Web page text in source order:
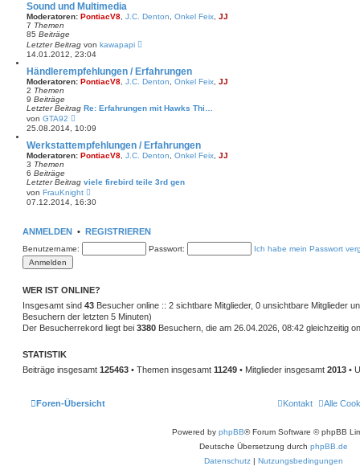
i
Sound und Multimedia
Moderatoren: PontiacV8 J.C. Denton Onkel Feix JJ
7 Themen
85 Beiträge
Letzter Beitrag von kawapapi
e
s
t
B
a
14.01.2012, 23:04
Händlerempfehlungen / Erfahrungen
Moderatoren: PontiacV8 J.C. Denton Onkel Feix JJ
2 Themen
9 Beiträge
Letzter Beitrag Re: Erfahrungen mit Hawks Thi…
von GTA92
e
u
e
s
t
B
e
i
a
25.08.2014, 10:09
Werkstattempfehlungen / Erfahrungen
Moderatoren: PontiacV8 J.C. Denton Onkel Feix JJ
3 Themen
6 Beiträge
Letzter Beitrag viele firebird teile 3rd gen
von FrauKnight
e
u
t
e
t
r
a
g
07.12.2014, 16:30
ANMELDEN • REGISTRIEREN
Benutzername: Passwort: Ich habe mein Passwort
WER IST ONLINE?
Insgesamt sind 43 Besucher online :: 2 sichtbare Mitglieder, 0 unsichtbare Mitglieder
Besuchern der letzten 5 Minuten)
Der Besucherrekord liegt bei 3380 Besuchern, die am 26.04.2026, 08:42 gleichzeitig
STATISTIK
Beiträge insgesamt 125463 • Themen insgesamt 11249 • Mitglieder insgesamt 2013 •
Foren-Übersicht Alle
Kontakt
Powered by phpBB® Forum Software © phpBB
Deutsche Übersetzung durch phpBB.de
Datenschutz | Nutzungsbedingungen